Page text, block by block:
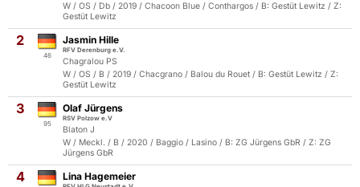
W / OS / Db / 2019 / Chacoon Blue / Conthargos / B: Gestüt Lewitz / Z:
Gestüt Lewitz
2
46
Jasmin Hille
RFV Derenburg e.V.
Chagralou PS
W / OS / B / 2019 / Chacgrano / Balou du Rouet / B: Gestüt Lewitz / Z:
Gestüt Lewitz
3
95
Olaf Jürgens
RSV Polzow e.V
Blaton J
W / Meckl. / B / 2020 / Baggio / Lasino / B: ZG Jürgens GbR / Z: ZG
Jürgens GbR
4 Lina Hagemeier